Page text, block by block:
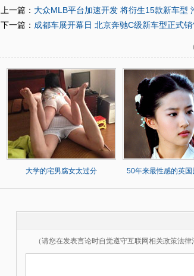
上一篇： 大众MLB平台加速开发 将衍生15款新车型
下一篇： 成都车展开幕日 北京奔驰C级新车型正式销
大学的宅男腐女太过分 50年来最性感的英
（请您在发表言论时自觉遵守互联网相关政策法